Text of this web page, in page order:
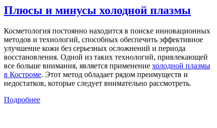
Плюсы и минусы холодной плазмы
Косметология постоянно находится в поиске инновационных
методов и технологий, способных обеспечить эффективное
улучшение кожи без серьезных осложнений и периода
восстановления. Одной из таких технологий, привлекающей
все больше внимания, является применение холодной плазмы
в Костроме. Этот метод обладает рядом преимуществ и
недостатков, которые следует внимательно рассмотреть.
Подробнее